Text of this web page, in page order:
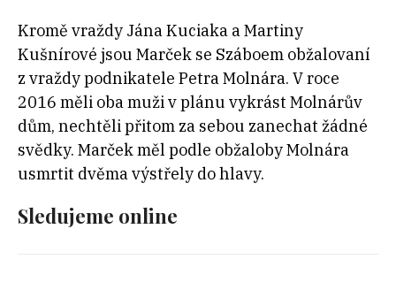
Kromě vraždy Jána Kuciaka a Martiny
Kušnírové jsou Marček se Száboem obžalovaní
z vraždy podnikatele Petra Molnára. V roce
2016 měli oba muži v plánu vykrást Molnárův
dům, nechtěli přitom za sebou zanechat žádné
svědky. Marček měl podle obžaloby Molnára
usmrtit dvěma výstřely do hlavy.
Sledujeme online